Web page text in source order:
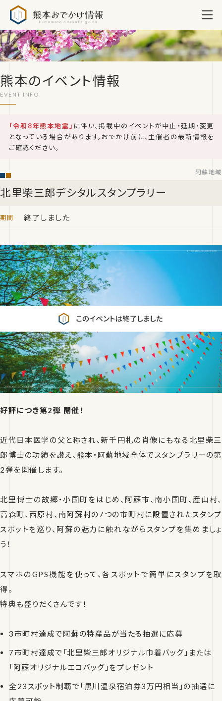
熊本のイベント情報
「令和8年熊本地震」 に伴い、掲載中のイベントが中止・延期・変更
となっている場合があります。おでかけ前に、主催者の最新情報を
ご確認ください。
北里柴三郎デシタルスタンプラリー
阿蘇地域
終了しました
好評につき第2弾 開催！
近代日本医学の父と称され、新千円札の肖像にもなる北里柴三
郎博士の功績を讃え、熊本・阿蘇地域全体でスタンプラリーの第
2弾を開催します。
北里博士の故郷・小国町をはじめ、阿蘇市、南小国町、産山村、
高森町、西原村、南阿蘇村の7つの市町村に設置されたスタンプ
スポットを巡り、阿蘇の魅力に触れながらスタンプを集めましょ
う！
スマホのGPS機能を使って、各スポットで簡単にスタンプを取
得。
特典も盛りだくさんです！
3市町村達成で阿蘇の特産品が当たる抽選に応募
7市町村達成で「北里柴三郎オリジナル巾着バッグ」または
「阿蘇オリジナルエコバッグ」をプレゼント
全23スポット制覇で「黒川温泉宿泊券3万円相当」の抽選に